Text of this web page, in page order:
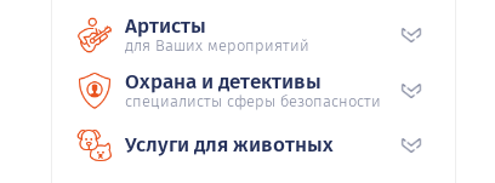
Артисты
для Ваших мероприятий
Охрана и детективы
специалисты сферы безопасности
Услуги для животных